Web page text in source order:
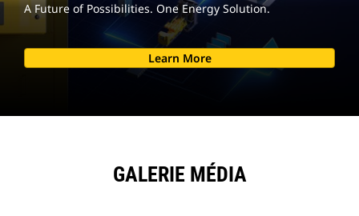
A Future of Possibilities. One Energy Solution.
Learn More
GALERIE MÉDIA